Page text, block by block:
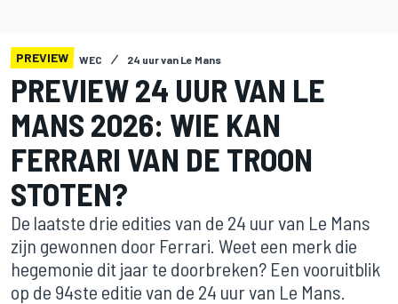
PREVIEW WEC 24 uur van Le Mans
PREVIEW 24 UUR VAN LE
MANS 2026: WIE KAN
FERRARI VAN DE TROON
STOTEN?
De laatste drie edities van de 24 uur van Le Mans
zijn gewonnen door Ferrari. Weet een merk die
hegemonie dit jaar te doorbreken? Een vooruitblik
op de 94ste editie van de 24 uur van Le Mans.